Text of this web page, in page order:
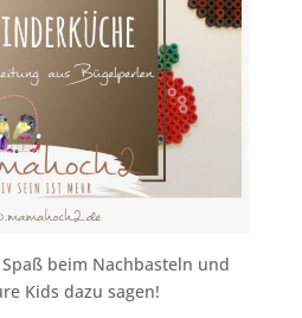
beim Nachbasteln und
Kids dazu sagen!